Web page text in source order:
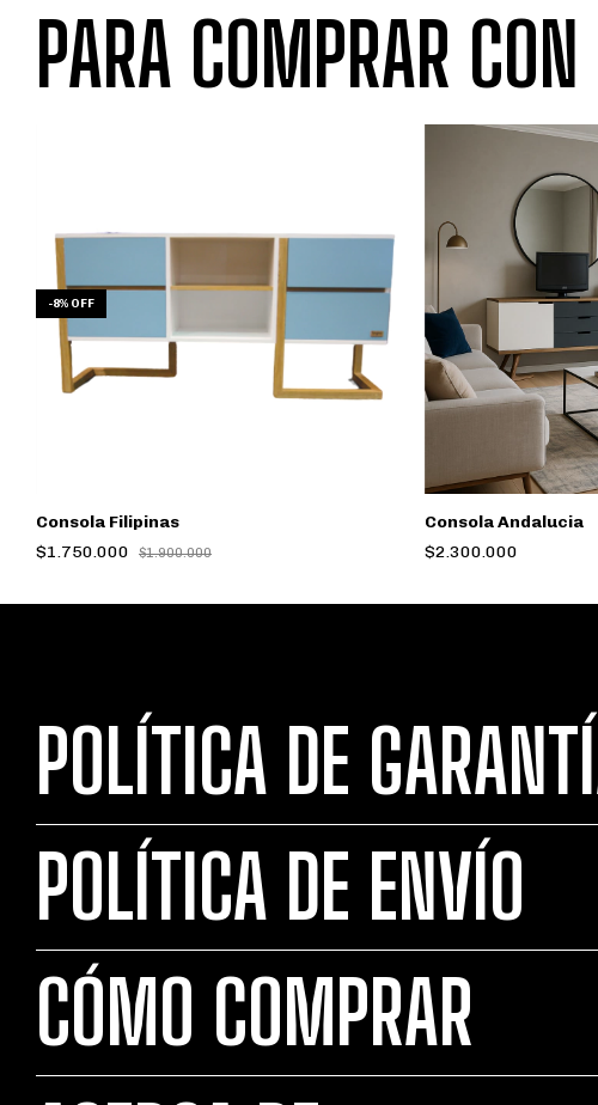
PARA COMPRAR
-8% OFF
Consola Filipinas
$1.750.000
$1.900.000
Consola Andalucia
$2.300.000
POLÍTICA DE
POLÍTICA DE ENVÍO
CÓMO COMPRAR